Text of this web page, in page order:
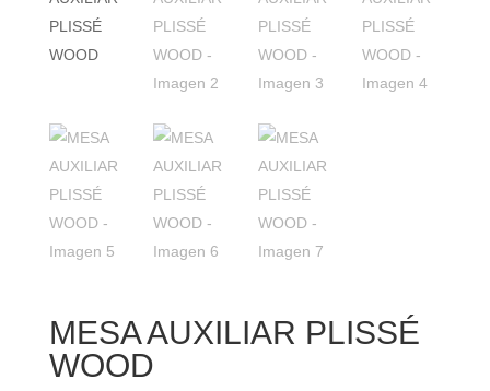
MESA AUXILIAR PLISSÉ
WOOD